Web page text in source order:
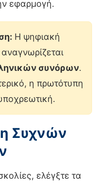
εφαρμογή.
Η ψηφιακή
συνόρων.
η πρωτότυπη
Συχνών
ελέγξτε τα